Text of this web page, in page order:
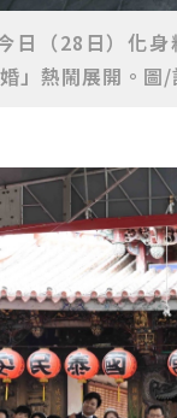
日（28日）化
」熱鬧展開。圖